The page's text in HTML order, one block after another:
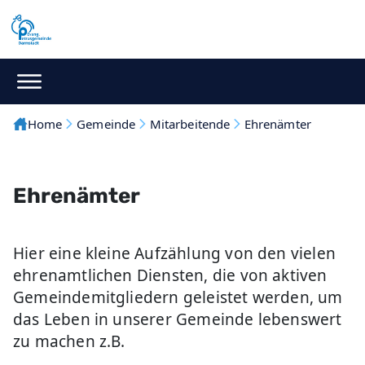
Home Gemeinde Mitarbeitende Ehrenämter
Ehrenämter
Hier eine kleine Aufzählung von den vielen
ehrenamtlichen Diensten, die von aktiven
Gemeindemitgliedern geleistet werden, um
das Leben in unserer Gemeinde lebenswert
zu machen z.B.